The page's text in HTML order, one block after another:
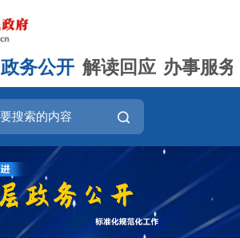
政务公开 解读回应 办事服务